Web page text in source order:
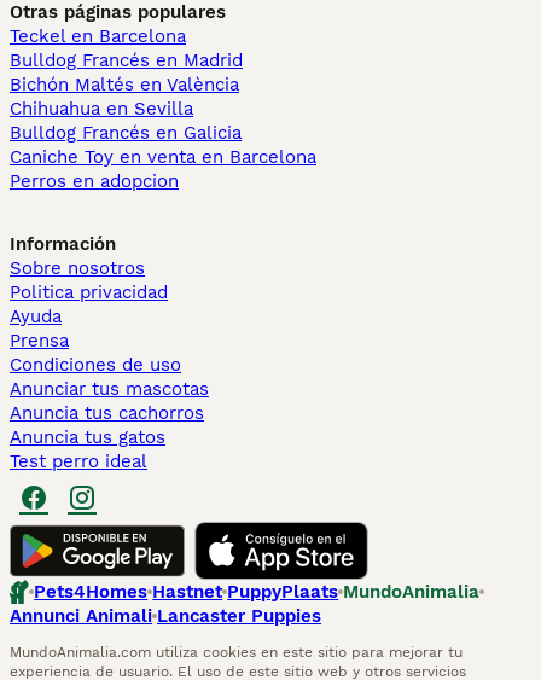
Otras páginas populares
Teckel en Barcelona
Bulldog Francés en Madrid
Bichón Maltés en València
Chihuahua en Sevilla
Bulldog Francés en Galicia
Caniche Toy en venta en Barcelona
Perros en adopcion
Información
Sobre nosotros
Politica privacidad
Ayuda
Prensa
Condiciones de uso
Anunciar tus mascotas
Anuncia tus cachorros
Anuncia tus gatos
Test perro ideal
Pets4Homes Hastnet PuppyPlaats MundoAnimalia
Annunci Animali Lancaster Puppies
MundoAnimalia.com utiliza cookies en este sitio para mejorar tu
experiencia de usuario. El uso de este sitio web y otros servicios